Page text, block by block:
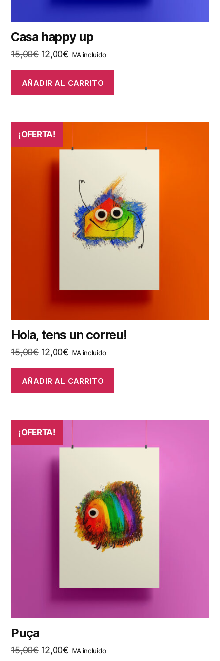
Casa happy up
15,00€ El
original
era:
12,00€El
actual
es:
IVA incluido
AÑADIR AL CARRITO
¡OFERTA!
Hola, tens un correu!
15,00€ El
original
era:
12,00€El
actual
es:
IVA incluido
AÑADIR AL CARRITO
¡OFERTA!
Puça
15,00€ El
12,00€ElIVA incluido